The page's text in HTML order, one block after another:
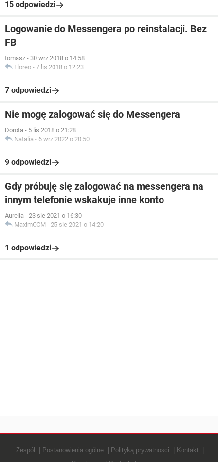
15 odpowiedzi
Logowanie do Messengera po reinstalacji. Bez
FB
tomasz - 30 wrz 2018 o 14:58
Floreo - 7 lis 2018 o 12:23
7 odpowiedzi
Nie mogę zalogować się do Messengera
Dorota - 5 lis 2018 o 21:28
Natalia - 6 wrz 2022 o 20:50
9 odpowiedzi
Gdy próbuję się zalogować na messengera na
innym telefonie wskakuje inne konto
Aurelia - 23 sie 2021 o 16:30
MaximCCM - 25 sie 2021 o 14:20
1 odpowiedzi
Zespół Postanowienia ogólne Polityką prywatności
Kontakt